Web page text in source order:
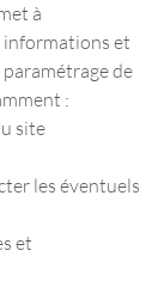
à
informations et
de
:
site
les éventuels
et